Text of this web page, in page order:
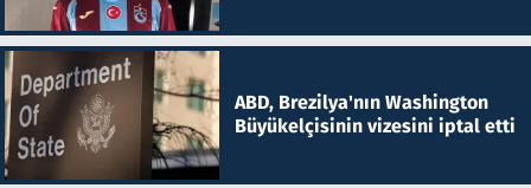
ABD, Brezilya'nın Washington
Büyükelçisinin vizesini iptal etti